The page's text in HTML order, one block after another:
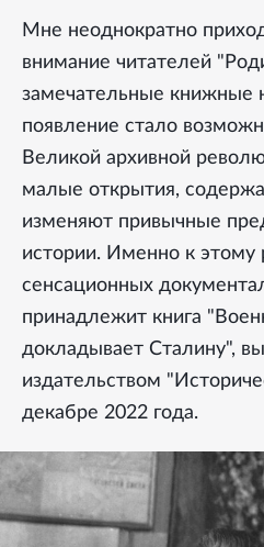
Мне неоднократно
внимание читателей
замечательные книжные
появление стало
Великой архивной
малые открытия,
изменяют привычные
истории. Именно к этому
сенсационных
принадлежит книга
докладывает Сталину",
издательством
декабре 2022 года.